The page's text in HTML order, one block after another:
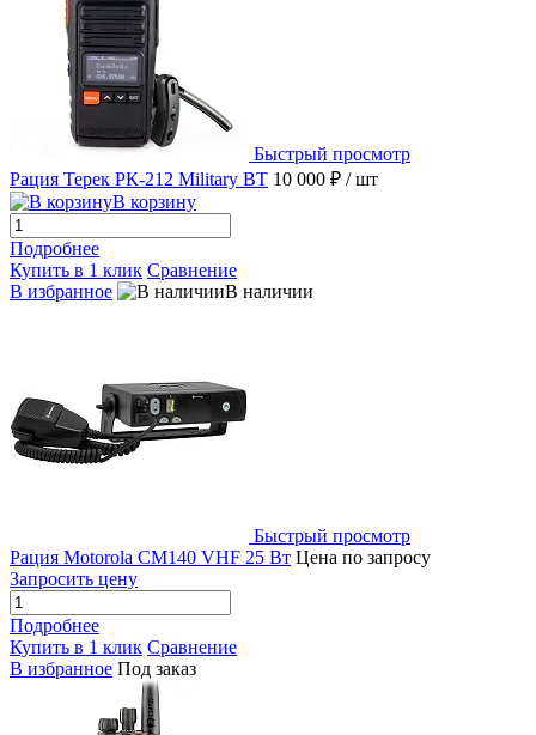
Быстрый просмотр
Рация Терек РК-212 Military BT 10 000 ₽ / шт
В корзину
Подробнее
Купить в 1 клик Сравнение
В избранное
В наличии
Быстрый просмотр
Рация Motorola CM140 VHF 25 Вт Цена по запросу
Запросить цену
Подробнее
Купить в 1 клик Сравнение
В избранное Под заказ